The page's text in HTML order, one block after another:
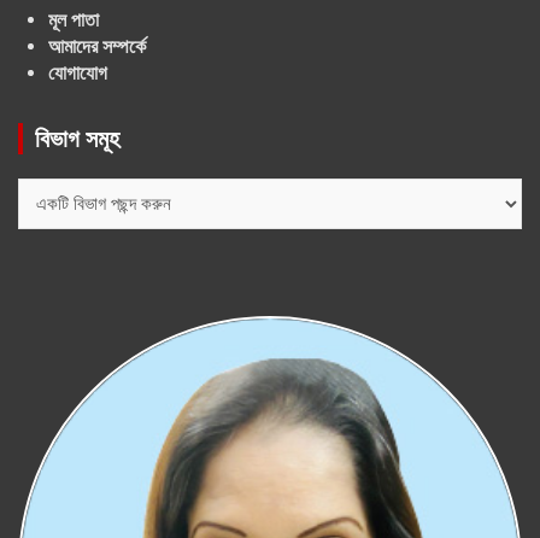
মূল পাতা
আমাদের সম্পর্কে
যোগাযোগ
বিভাগ সমূহ